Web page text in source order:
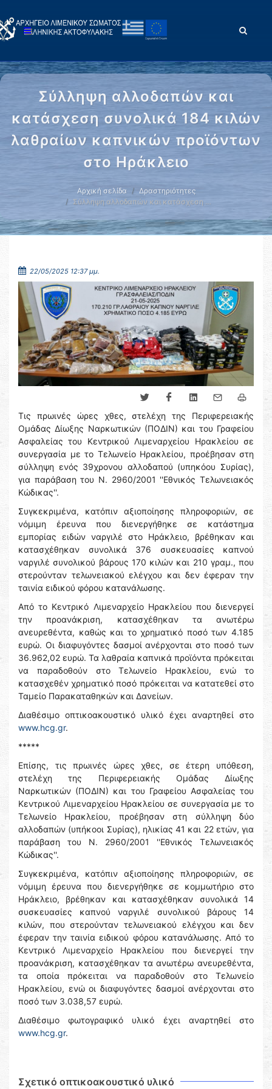
Σύλληψη αλλοδαπών και
κατάσχεση συνολικά 184 κιλών
λαθραίων καπνικών προϊόντων
στο Ηράκλειο
Αρχική σελίδα
Δραστηριότητες
Σύλληψη αλλοδαπών και κατάσχεση …
22/05/2025 12:37 μμ.
Τις πρωινές ώρες χθες, στελέχη της Περιφερειακής
Ομάδας Δίωξης Ναρκωτικών (ΠΟΔΙΝ) και του Γραφείου
Ασφαλείας του Κεντρικού Λιμεναρχείου Ηρακλείου σε
συνεργασία με το Τελωνείο Ηρακλείου, προέβησαν στη
σύλληψη ενός 39χρονου αλλοδαπού (υπηκόου Συρίας),
για παράβαση του Ν. 2960/2001 ''Εθνικός Τελωνειακός
Κώδικας''.
Συγκεκριμένα, κατόπιν αξιοποίησης πληροφοριών, σε
νόμιμη έρευνα που διενεργήθηκε σε κατάστημα
εμπορίας ειδών ναργιλέ στο Ηράκλειο, βρέθηκαν και
κατασχέθηκαν συνολικά 376 συσκευασίες καπνού
ναργιλέ συνολικού βάρους 170 κιλών και 210 γραμ., που
στερούνταν τελωνειακού ελέγχου και δεν έφεραν την
ταινία ειδικού φόρου κατανάλωσης.
Από το Κεντρικό Λιμεναρχείο Ηρακλείου που διενεργεί
την προανάκριση, κατασχέθηκαν τα ανωτέρω
ανευρεθέντα, καθώς και το χρηματικό ποσό των 4.185
ευρώ. Οι διαφυγόντες δασμοί ανέρχονται στο ποσό των
36.962,02 ευρώ. Τα λαθραία καπνικά προϊόντα πρόκειται
να παραδοθούν στο Τελωνείο Ηρακλείου, ενώ το
κατασχεθέν χρηματικό ποσό πρόκειται να κατατεθεί στο
Ταμείο Παρακαταθηκών και Δανείων.
Διαθέσιμο οπτικοακουστικό υλικό έχει αναρτηθεί στο
www.hcg.gr.
*****
Επίσης, τις πρωινές ώρες χθες, σε έτερη υπόθεση,
στελέχη της Περιφερειακής Ομάδας Δίωξης
Ναρκωτικών (ΠΟΔΙΝ) και του Γραφείου Ασφαλείας του
Κεντρικού Λιμεναρχείου Ηρακλείου σε συνεργασία με το
Τελωνείο Ηρακλείου, προέβησαν στη σύλληψη δύο
αλλοδαπών (υπήκοοι Συρίας), ηλικίας 41 και 22 ετών, για
παράβαση του Ν. 2960/2001 ''Εθνικός Τελωνειακός
Κώδικας''.
Συγκεκριμένα, κατόπιν αξιοποίησης πληροφοριών, σε
νόμιμη έρευνα που διενεργήθηκε σε κομμωτήριο στο
Ηράκλειο, βρέθηκαν και κατασχέθηκαν συνολικά 14
συσκευασίες καπνού ναργιλέ συνολικού βάρους 14
κιλών, που στερούνταν τελωνειακού ελέγχου και δεν
έφεραν την ταινία ειδικού φόρου κατανάλωσης. Από το
Κεντρικό Λιμεναρχείο Ηρακλείου που διενεργεί την
προανάκριση, κατασχέθηκαν τα ανωτέρω ανευρεθέντα,
τα οποία πρόκειται να παραδοθούν στο Τελωνείο
Ηρακλείου, ενώ οι διαφυγόντες δασμοί ανέρχονται στο
ποσό των 3.038,57 ευρώ.
Διαθέσιμο φωτογραφικό υλικό έχει αναρτηθεί στο
www.hcg.gr.
Σχετικό οπτικοακουστικό υλικό